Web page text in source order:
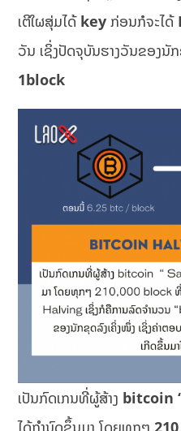
ເຕີໃຜສຸ່ມໄດ້ key ກ່ອນກໍຈະໄດ້
ວັນ ເຊິ່ງປັດຈຸບັນຮາງວັນຂອງນັ
1block
ເປັນກົດເກນທີ່ຜູ້ສ້າງ bitcoin
ໄດ້ກຳນົດຂຶ້ນມາ ໂດຍທຸກໆ